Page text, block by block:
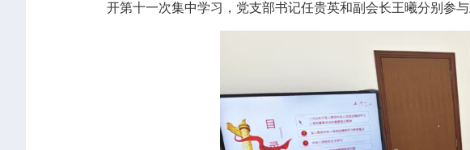
开第十一次集中学习，党支部书记任贵英和副会长王曦分别参与